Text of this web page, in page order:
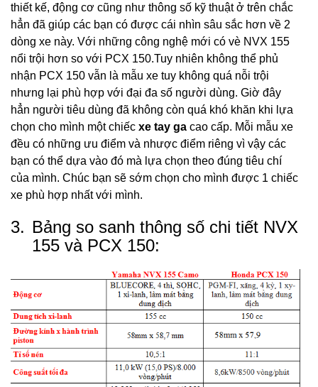
thiết kế, động cơ cũng như thông số kỹ thuật ở trên chắc
hẳn đã giúp các bạn có được cái nhìn sâu sắc hơn về 2
dòng xe này. Với những công nghệ mới có vè NVX 155
nổi trội hơn so với PCX 150.Tuy nhiên không thể phủ
nhận PCX 150 vẫn là mẫu xe tuy không quá nỗi trội
nhưng lại phù hợp với đại đa số người dùng. Giờ đây
hẳn người tiêu dùng đã không còn quá khó khăn khi lựa
chọn cho mình một chiếc xe tay ga cao cấp. Mỗi mẫu xe
đều có những ưu điểm và nhược điểm riêng vì vậy các
bạn có thể dựa vào đó mà lựa chọn theo đúng tiêu chí
của mình. Chúc bạn sẽ sớm chọn cho mình được 1 chiếc
xe phù hợp nhất với mình.
3. Bảng so sanh thông số chi tiết NVX
155 và PCX 150: